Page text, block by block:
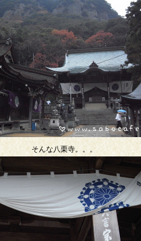
そんな八栗寺。。。